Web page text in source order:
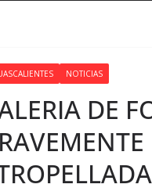
NOTICIAS
DE